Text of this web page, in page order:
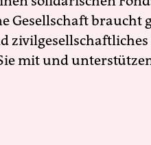
Gesellschaft braucht
zivilgesellschaftliches
mit und